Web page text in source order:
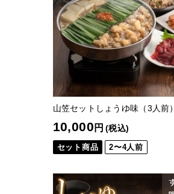
山笠セットしょうゆ味（3人前）
10,000 円 (税込)
セット商品 2〜4人前